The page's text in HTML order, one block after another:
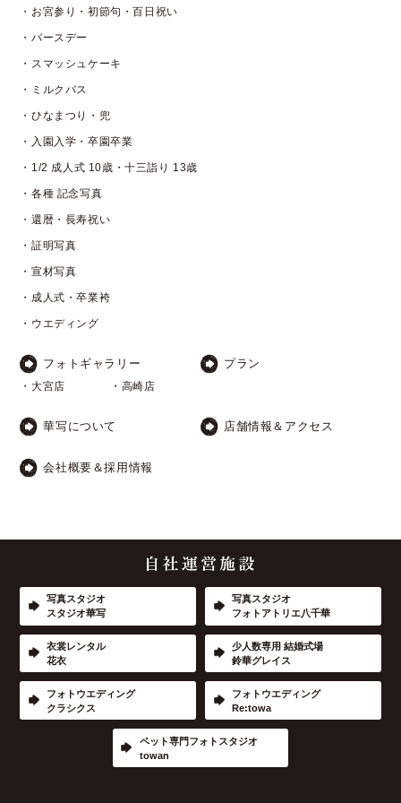
・お宮参り・初節句・百日祝い
・バースデー
・スマッシュケーキ
・ミルクバス
・ひなまつり・兜
・入園入学・卒園卒業
・1/2 成人式 10歳・十三詣り 13歳
・各種 記念写真
・還暦・長寿祝い
・証明写真
・宣材写真
・成人式・卒業袴
・ウエディング
フォトギャラリー
・大宮店 ・高崎店
プラン
華写について 店舗情報＆アクセス
会社概要＆採用情報
写真スタジオ
スタジオ華写
写真スタジオ
フォトアトリエ八千華
衣裳レンタル
花衣
少人数専用 結婚式場
鈴華グレイス
フォトウエディング
クラシクス
フォトウエディング
Re:towa
ペット専門フォトスタジオ
towan